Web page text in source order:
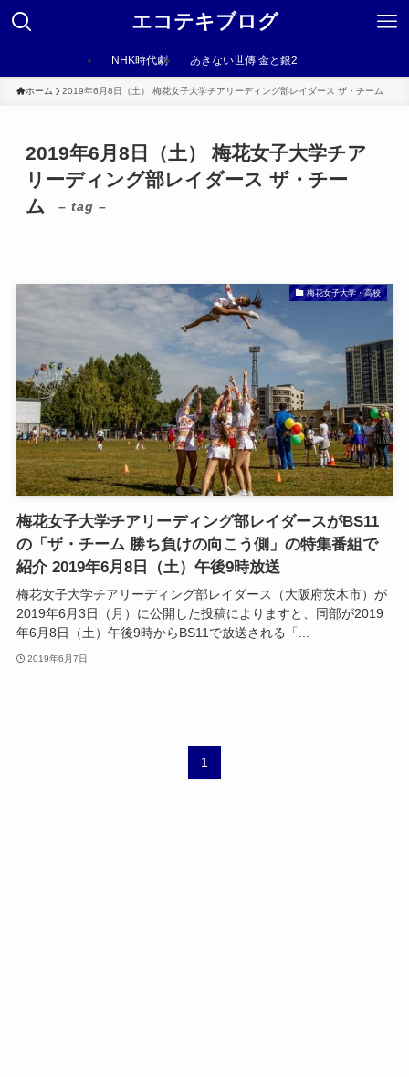
エコテキブログ
NHK時代劇 あきない世傳 金と銀2
ホーム 2019年6月8日（土） 梅花女子大学チアリーディング部レイダース ザ・チーム
2019年6月8日（土） 梅花女子大学チア
リーディング部レイダース ザ・チー
ム
– tag –
梅花女子大学・高校
梅花女子大学チアリーディング部レイダースがBS11
の「ザ・チーム 勝ち負けの向こう側」の特集番組で
紹介 2019年6月8日（土）午後9時放送
梅花女子大学チアリーディング部レイダース（大阪府茨木市）が
2019年6月3日（月）に公開した投稿によりますと、同部が2019
年6月8日（土）午後9時からBS11で放送される「...
2019年6月7日
1